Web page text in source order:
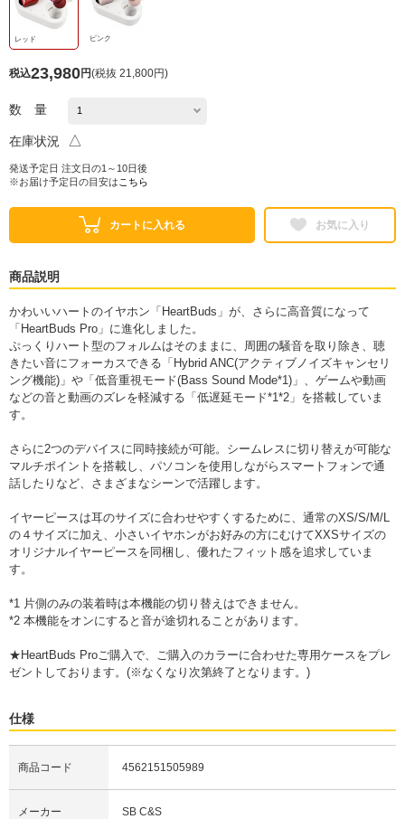
レッド ピンク
税込23,980円(税抜 21,800円)
数 量
在庫状況 △
発送予定日 注文日の1～10日後
※お届け予定日の目安は こちら
カートに入れる お気に入り
商品説明
かわいいハートのイヤホン「HeartBuds」が、さらに高音質になって
「HeartBuds Pro」に進化しました。
ぷっくりハート型のフォルムはそのままに、周囲の騒音を取り除き、聴
きたい音にフォーカスできる「Hybrid ANC(アクティブノイズキャンセリ
ング機能)」や「低音重視モード(Bass Sound Mode*1)」、ゲームや動画
などの音と動画のズレを軽減する「低遅延モード*1*2」を搭載していま
す。
さらに2つのデバイスに同時接続が可能。シームレスに切り替えが可能な
マルチポイントを搭載し、パソコンを使用しながらスマートフォンで通
話したりなど、さまざまなシーンで活躍します。
イヤーピースは耳のサイズに合わせやすくするために、通常のXS/S/M/L
の４サイズに加え、小さいイヤホンがお好みの方にむけてXXSサイズの
オリジナルイヤーピースを同梱し、優れたフィット感を追求していま
す。
*1 片側のみの装着時は本機能の切り替えはできません。
*2 本機能をオンにすると音が途切れることがあります。
★HeartBuds Proご購入で、ご購入のカラーに合わせた専用ケースをプレ
ゼントしております。(※なくなり次第終了となります。)
仕様
商品コード 4562151505989
メーカー SB C&S